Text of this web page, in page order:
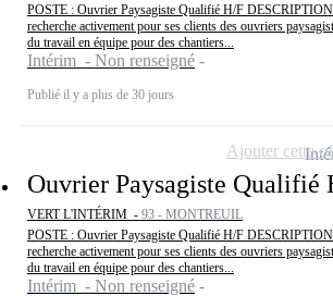
POSTE : Ouvrier Paysagiste Qualifié H/F
recherche activement pour ses clients des ouvriers
du travail en équipe pour des chantiers...
Intérim - Non renseigné
Publié il y a plus de 30 jours
Ouvrier Paysagiste Qualifié
VERT L'INTÉRIM - 93 - MONTREUIL
POSTE : Ouvrier Paysagiste Qualifié H/F
recherche activement pour ses clients des ouvriers
du travail en équipe pour des chantiers...
Intérim - Non renseigné
Ajouter cette